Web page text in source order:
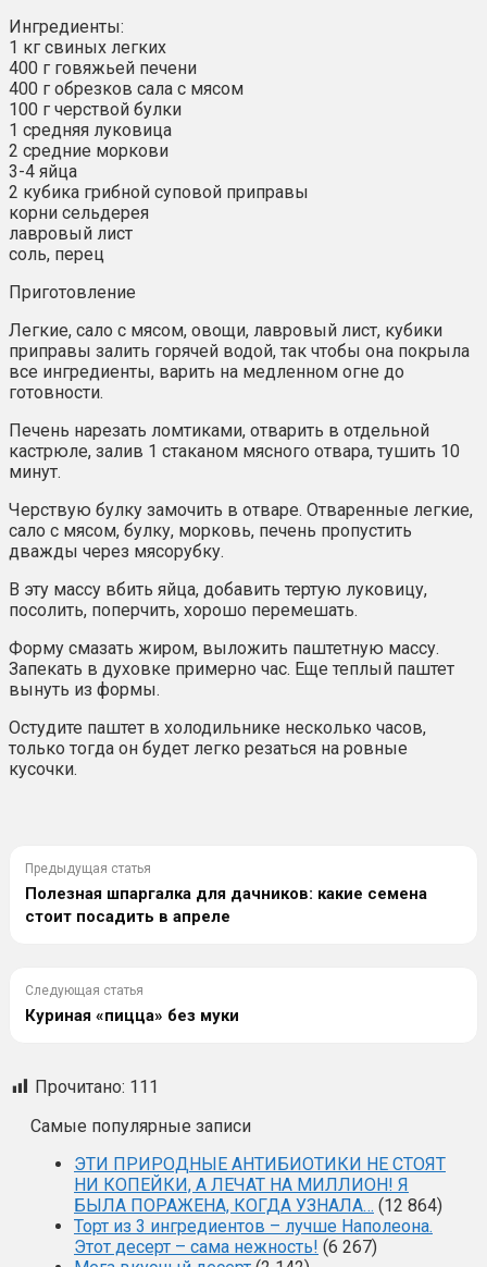
Ингредиенты:
1 кг свиных легких
400 г говяжьей печени
400 г обрезков сала с мясом
100 г черствой булки
1 средняя луковица
2 средние моркови
3-4 яйца
2 кубика грибной суповой приправы
корни сельдерея
лавровый лист
соль, перец
Приготовление
Легкие, сало с мясом, овощи, лавровый лист, кубики
приправы залить горячей водой, так чтобы она покрыла
все ингредиенты, варить на медленном огне до
готовности.
Печень нарезать ломтиками, отварить в отдельной
кастрюле, залив 1 стаканом мясного отвара, тушить 10
минут.
Черствую булку замочить в отваре. Отваренные легкие,
сало с мясом, булку, морковь, печень пропустить
дважды через мясорубку.
В эту массу вбить яйца, добавить тертую луковицу,
посолить, поперчить, хорошо перемешать.
Форму смазать жиром, выложить паштетную массу.
Запекать в духовке примерно час. Еще теплый паштет
вынуть из формы.
Остудите паштет в холодильнике несколько часов,
только тогда он будет легко резаться на ровные
кусочки.
Предыдущая статья
Полезная шпаргалка для дачников: какие семена
стоит посадить в апреле
Следующая статья
Куриная «пицца» без муки
Прочитано: 111
Самые популярные записи
ЭТИ ПРИРОДНЫЕ АНТИБИОТИКИ НЕ СТОЯТ
НИ КОПЕЙКИ, А ЛЕЧАТ НА МИЛЛИОН! Я
БЫЛА ПОРАЖЕНА, КОГДА УЗНАЛА… (12 864)
Торт из 3 ингредиентов – лучше Наполеона.
Этот десерт – сама нежность! (6 267)